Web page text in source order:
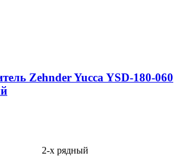
Zehnder Yucca YSD-180-060
2-х рядный